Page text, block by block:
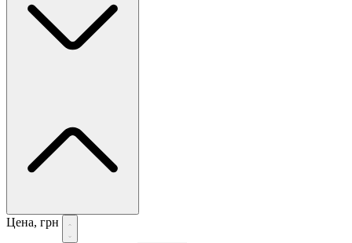
Цена, грн